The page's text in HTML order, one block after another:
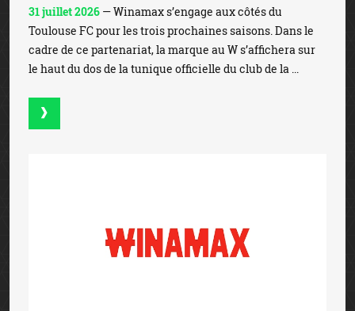
31 juillet 2026 — Winamax s’engage aux côtés du
Toulouse FC pour les trois prochaines saisons. Dans le
cadre de ce partenariat, la marque au W s’affichera sur
le haut du dos de la tunique officielle du club de la ...